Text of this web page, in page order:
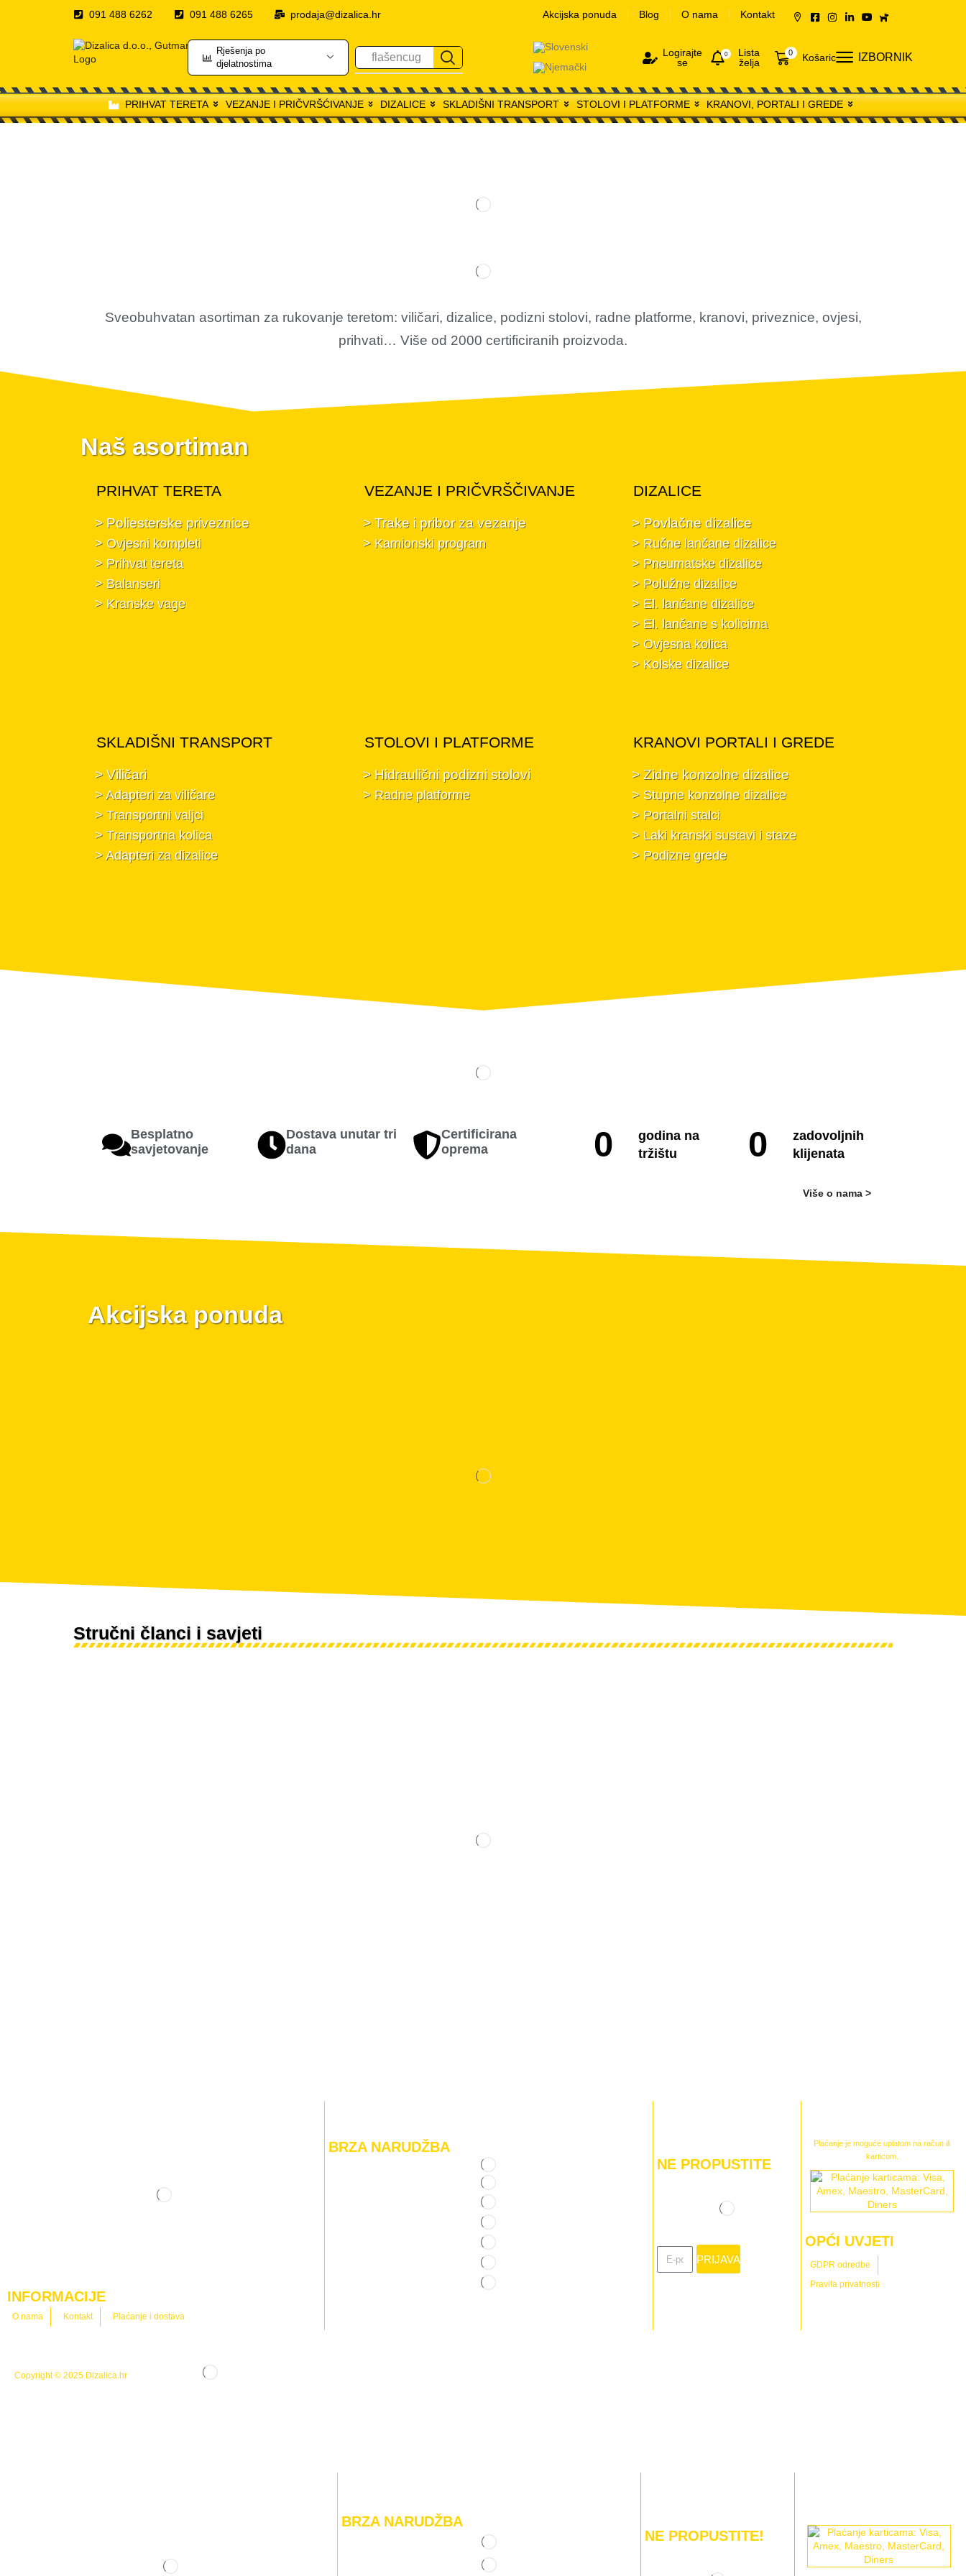
091 488 6262 091 488 6265 prodaja@dizalica.hr Akcijska ponuda Blog O nama Kontakt
Rješenja po
djelatnostima
flašencug
Logirajte
se
0
Lista
želja
0 Košarica IZBORNIK
PRIHVAT TERETA VEZANJE I PRIČVRŠĆIVANJE DIZALICE SKLADIŠNI TRANSPORT STOLOVI I PLATFORME KRANOVI, PORTALI I GREDE
Sveobuhvatan asortiman za rukovanje teretom: viličari, dizalice, podizni stolovi, radne platforme, kranovi, priveznice, ovjesi,
prihvati… Više od 2000 certificiranih proizvoda.
Naš asortiman
PRIHVAT TERETA
> Poliesterske priveznice
> Ovjesni kompleti
> Prihvat tereta
> Balanseri
> Kranske vage
VEZANJE I PRIČVRŠČIVANJE
> Trake i pribor za vezanje
> Kamionski program
DIZALICE
> Povlačne dizalice
> Ručne lančane dizalice
> Pneumatske dizalice
> Polužne dizalice
> El. lančane dizalice
> El. lančane s kolicima
> Ovjesna kolica
> Kolske dizalice
SKLADIŠNI TRANSPORT
> Viličari
> Adapteri za viličare
> Transportni valjci
> Transportna kolica
> Adapteri za dizalice
STOLOVI I PLATFORME
> Hidraulični podizni stolovi
> Radne platforme
KRANOVI PORTALI I GREDE
> Zidne konzolne dizalice
> Stupne konzolne dizalice
> Portalni stalci
> Laki kranski sustavi i staze
> Podizne grede
Besplatno
savjetovanje
Dostava unutar tri
dana
Certificirana
oprema
godina na
tržištu
0
zadovoljnih
klijenata
0
Više o nama >
Akcijska ponuda
Stručni članci i savjeti
INFORMACIJE
O nama Kontakt Plaćanje i dostava
BRZA NARUDŽBA
NE PROPUSTITE
PRIJAVA
Plaćanje je moguće uplatom na račun ili
karticom.
OPĆI UVJETI
GDPR odredbe
Pravila privatnosti
Copyright © 2025 Dizalica.hr
BRZA NARUDŽBA
NE PROPUSTITE!